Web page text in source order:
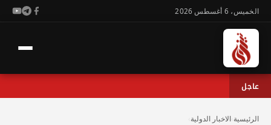
الخميس، 6 أغسطس 2026
عاجل
الرئيسية الاخبار الدولية